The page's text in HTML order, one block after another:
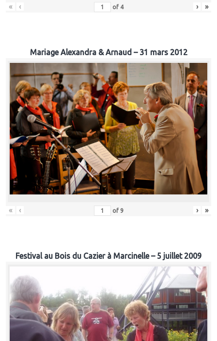
« ‹ of 4 › »
Mariage Alexandra & Arnaud – 31 mars 2012
« ‹ of 9 › »
Festival au Bois du Cazier à Marcinelle – 5 juillet 2009